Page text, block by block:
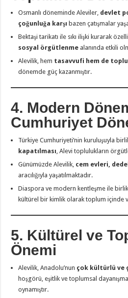
Osmanlı döneminde Aleviler, devlet
çoğunluğa karşı bazen çatışmalar
Bektaşi tarikatı ile sıkı ilişki kurarak
sosyal örgütlenme alanında etkili
Alevilik, hem tasavvufi hem de
dönemde güç kazanmıştır.
4. Modern
Cumhuriyet
Türkiye Cumhuriyeti’nin kuruluşuyla
kapatılması , Alevi toplulukların
Günümüzde Alevilik, cem evleri,
aracılığıyla yaşatılmaktadır.
Diaspora ve modern kentleşme ile
kültürel bir kimlik olarak toplum içinde
5. Kültürel ve
Önemi
Alevilik, Anadolu’nun çok kültürlü ve
hoşgörü, eşitlik ve toplumsal
oynamıştır.